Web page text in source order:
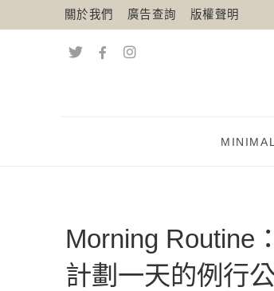
關於我們 廣告查詢 版權聲明
Morning Routine
計劃一天的例行